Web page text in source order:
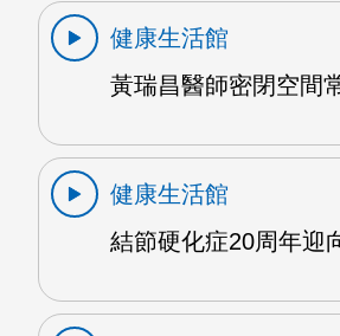
健康生活館
黃瑞昌醫師密閉空間
健康生活館
結節硬化症20周年迎